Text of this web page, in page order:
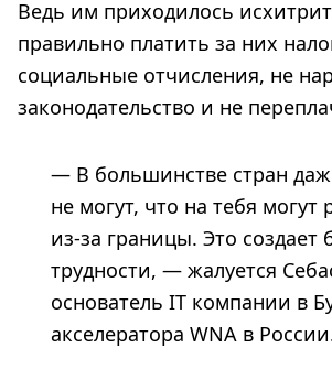
Ведь им приходилось
правильно платить за них
социальные отчисления, не
законодательство и не
— В большинстве стран
не могут, что на тебя могут
из-за границы. Это создает
трудности, — жалуется
основатель IT компании в
акселератора WNA в